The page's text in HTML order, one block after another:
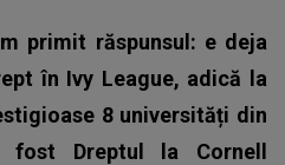
primit răspunsul: e deja
în Ivy League, adică la
8 universități din
fost Dreptul la Cornell